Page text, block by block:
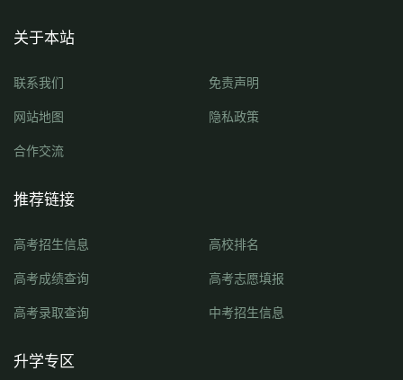
关于本站
联系我们 免责声明
网站地图 隐私政策
合作交流
推荐链接
高考招生信息 高校排名
高考成绩查询 高考志愿填报
高考录取查询 中考招生信息
升学专区